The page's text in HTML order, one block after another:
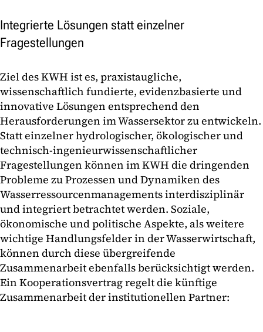
Integrierte Lösungen statt einzelner
Fragestellungen
Ziel des KWH ist es, praxistaugliche,
wissenschaftlich fundierte, evidenzbasierte und
innovative Lösungen entsprechend den
Herausforderungen im Wassersektor zu entwickeln.
Statt einzelner hydrologischer, ökologischer und
technisch-ingenieurwissenschaftlicher
Fragestellungen können im KWH die dringenden
Probleme zu Prozessen und Dynamiken des
Wasserressourcenmanagements interdisziplinär
und integriert betrachtet werden. Soziale,
ökonomische und politische Aspekte, als weitere
wichtige Handlungsfelder in der Wasserwirtschaft,
können durch diese übergreifende
Zusammenarbeit ebenfalls berücksichtigt werden.
Ein Kooperationsvertrag regelt die künftige
Zusammenarbeit der institutionellen Partner: